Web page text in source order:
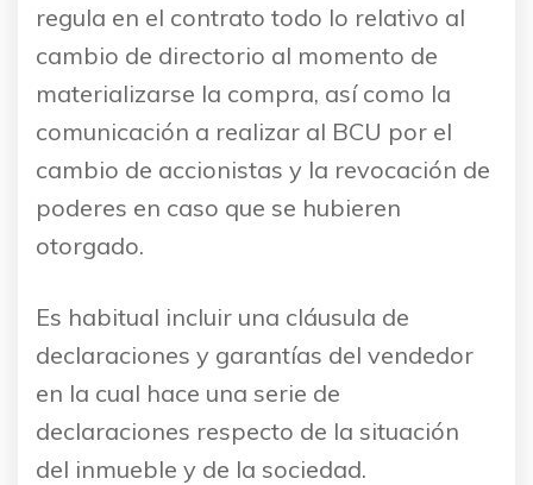
regula en el contrato todo lo relativo al
cambio de directorio al momento de
materializarse la compra, así como la
comunicación a realizar al BCU por el
cambio de accionistas y la revocación de
poderes en caso que se hubieren
otorgado.
Es habitual incluir una cláusula de
declaraciones y garantías del vendedor
en la cual hace una serie de
declaraciones respecto de la situación
del inmueble y de la sociedad.